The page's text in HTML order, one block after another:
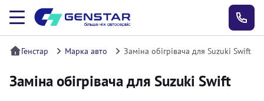
Генстар Марка авто Заміна обігрівача для Suzuki Swift
Заміна обігрівача для Suzuki Swift